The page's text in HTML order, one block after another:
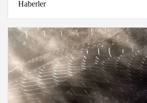
Haberler